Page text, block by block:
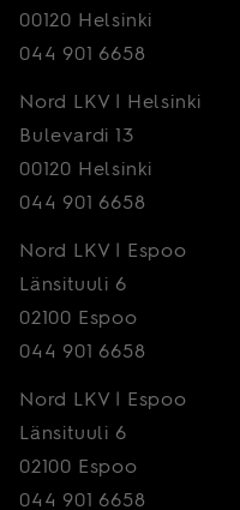
00120 Helsinki
044 901 6658
Nord LKV | Helsinki
Bulevardi 13
00120 Helsinki
044 901 6658
Nord LKV | Espoo
Länsituuli 6
02100 Espoo
044 901 6658
Nord LKV | Espoo
Länsituuli 6
02100 Espoo
044 901 6658